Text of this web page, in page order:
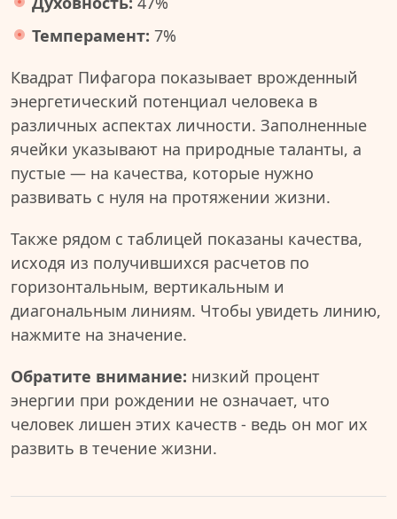
Темперамент: 7%
Квадрат Пифагора показывает врожденный
энергетический потенциал человека в
различных аспектах личности. Заполненные
ячейки указывают на природные таланты, а
пустые — на качества, которые нужно
развивать с нуля на протяжении жизни.
Также рядом с таблицей показаны качества,
исходя из получившихся расчетов по
горизонтальным, вертикальным и
диагональным линиям. Чтобы увидеть линию,
нажмите на значение.
Обратите внимание: низкий процент
энергии при рождении не означает, что
человек лишен этих качеств - ведь он мог их
развить в течение жизни.